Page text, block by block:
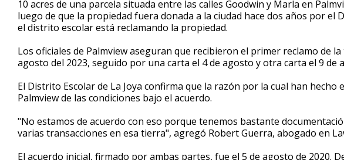
of
2
minutes,
secondsVolume
90%
10 acres de una parcela situada entre las calles Goodwin y Marla en
luego de que la propiedad fuera donada a la ciudad hace dos años por el
el distrito escolar está reclamando la propiedad.
Los oficiales de Palmview aseguran que recibieron el primer reclamo de
agosto del 2023, seguido por una carta el 4 de agosto y otra carta el 9 de
El Distrito Escolar de La Joya confirma que la razón por la cual han
Palmview de las condiciones bajo el acuerdo.
"No estamos de acuerdo con eso porque tenemos bastante
varias transacciones en esa tierra", agregó Robert Guerra, abogado en
El acuerdo inicial, firmado por ambas partes, fue el 5 de agosto de 2020.